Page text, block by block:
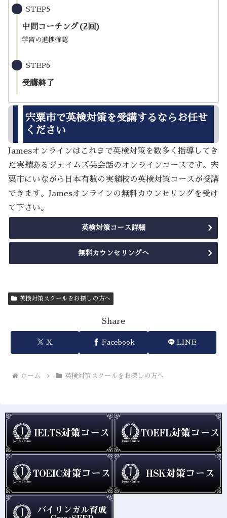
STEP5
中間コーチング(2回)
学習の進捗確認
STEP6
受講終了
宍粟市で英検対策を受講するならお任せ
ください
Jamesオンラインはこれまで英検対策を数多く指導してき
た実績あるジェイムズ英会話のオンラインコースです。宍
粟市にいながら日本有数の実績校の英検対策コースが受講
できます。Jamesオンラインの無料カウンセリングを受け
て下さい。
英検対策コース詳細
無料カウンセリングへ
英検対策スクールをお探しの方へ
Share
X Facebook LINE
ホーム 英検対策スクールをお探しの方へ